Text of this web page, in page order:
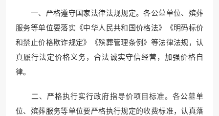
一、严格遵守国家法律法规规定。各公墓单位、殡葬
服务等单位要落实《中华人民共和国价格法》《明码标价
和禁止价格欺诈规定》《殡葬管理条例》等法律法规，认
真履行法定价格义务，合法诚实守信经营，加强价格自
律。
二、严格执行实行政府指导价项目标准。各公墓单
位、殡葬服务等单位要严格执行规定的收费标准，认真落